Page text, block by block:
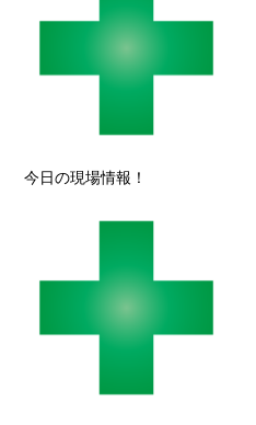
今日の現場情報！